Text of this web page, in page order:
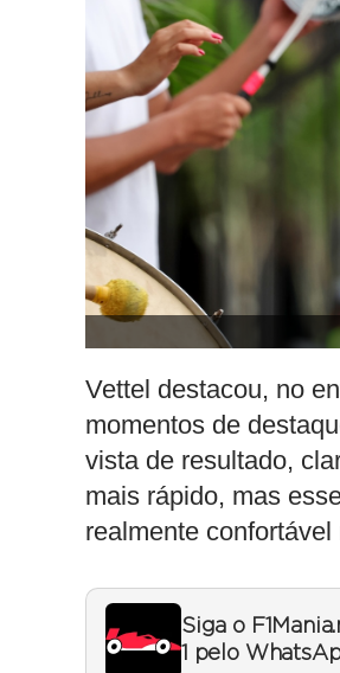
Vettel destacou, no
momentos de
vista de resultado,
mais rápido, mas
realmente
Siga o
1 pelo